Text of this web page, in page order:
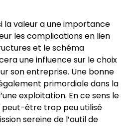
la valeur a une importance
les complications en lien
et le schéma
une influence sur le choix
son entreprise. Une bonne
primordiale dans la
exploitation. En ce sens le
peut-être trop peu utilisé
sereine de l’outil de